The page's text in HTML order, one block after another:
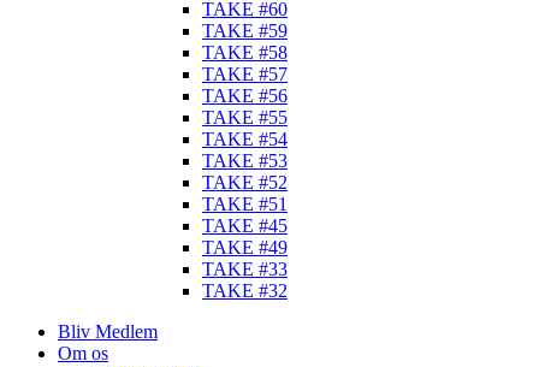
TAKE #60
TAKE #59
TAKE #58
TAKE #57
TAKE #56
TAKE #55
TAKE #54
TAKE #53
TAKE #52
TAKE #51
TAKE #45
TAKE #49
TAKE #33
TAKE #32
Bliv Medlem
Om os